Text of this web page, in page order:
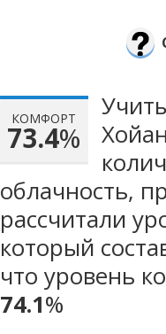
КОМФОРТ
73.4%
облачность,
рассчитали
который
что уровень
74.1%